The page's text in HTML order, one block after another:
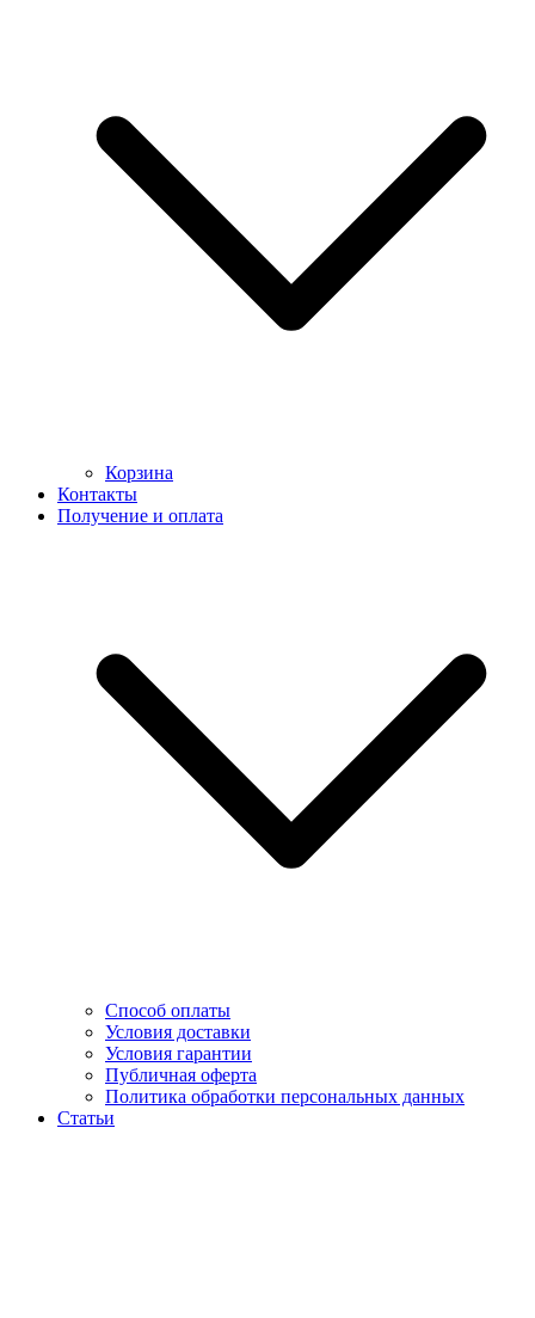
Корзина
Контакты
Получение и оплата
Способ оплаты
Условия доставки
Условия гарантии
Публичная оферта
Политика обработки персональных данных
Статьи